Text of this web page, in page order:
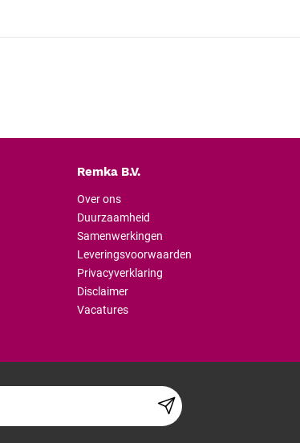
Remka B.V.
Over ons
Duurzaamheid
Samenwerkingen
Leveringsvoorwaarden
Privacyverklaring
Disclaimer
Vacatures